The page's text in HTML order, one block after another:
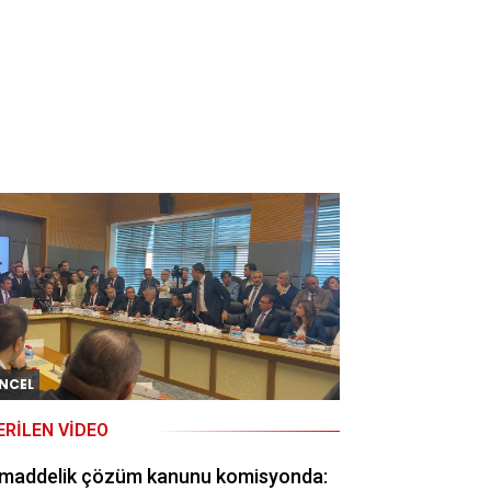
VIDEO
çözüm kanunu komisyonda: